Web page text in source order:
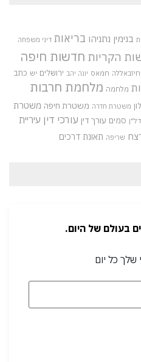
בנימין נתניהו בריאות דיני משפחה
הקריות חדשות חיפה
חיזבאללה חמאס יונה יהב ירושלים יש כתב
מלחמה מלחמת חרבות
משטרת חדרה משטרת חיפה משטרת
סמים עורך דין עורכי דין עיריית
שריפה תאונת דרכים
בעולם של היום.
כל יום